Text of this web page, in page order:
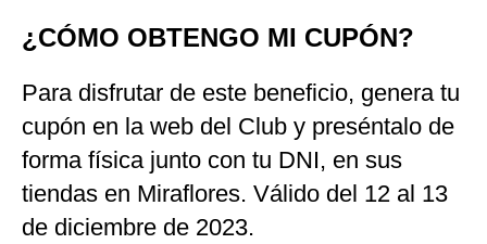
¿CÓMO OBTENGO MI CUPÓN?
Para disfrutar de este beneficio, genera tu
cupón en la web del Club y preséntalo de
forma física junto con tu DNI, en sus
tiendas en Miraflores. Válido del 12 al 13
de diciembre de 2023.